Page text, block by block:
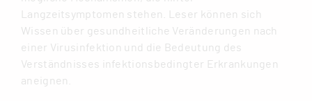
Langzeitsymptomen stehen. Leser können sich
Wissen über gesundheitliche Veränderungen nach
einer Virusinfektion und die Bedeutung des
Verständnisses infektionsbedingter Erkrankungen
aneignen.